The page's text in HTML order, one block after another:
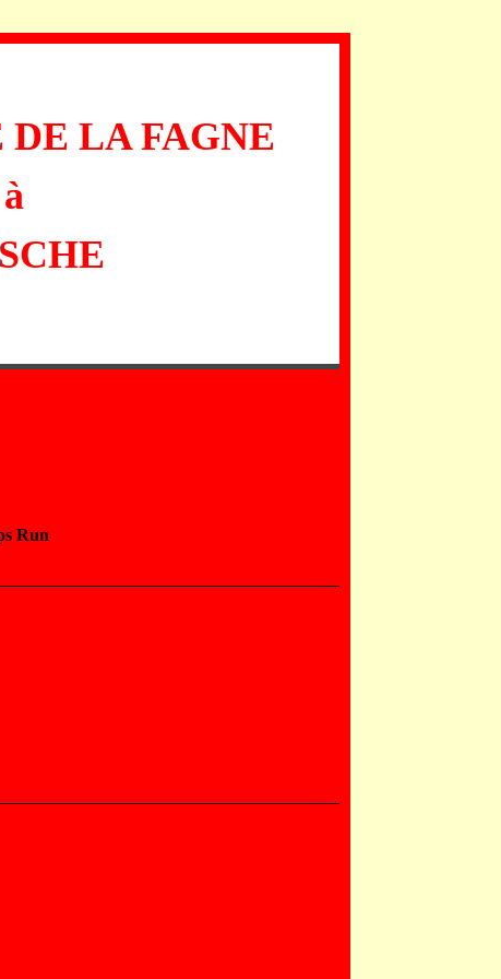
LA FAGNE
à
Run